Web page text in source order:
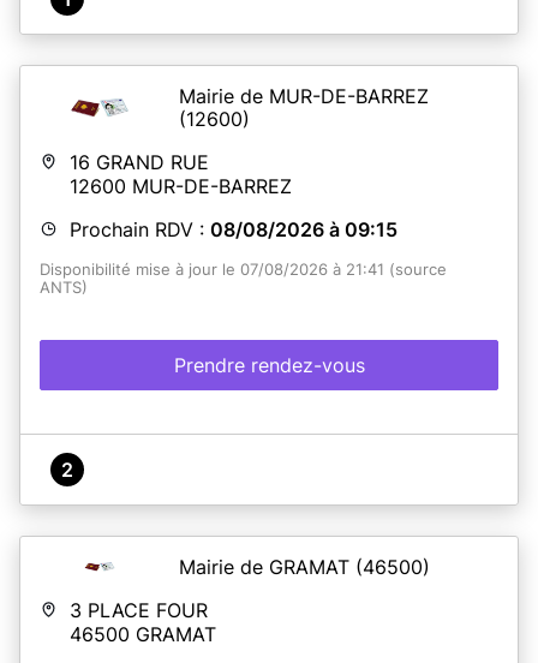
Mairie de MUR-DE-BARREZ
(12600)
16 GRAND RUE
12600 MUR-DE-BARREZ
Prochain RDV : 08/08/2026 à 09:15
Disponibilité mise à jour le 07/08/2026 à 21:41 (source
ANTS)
Prendre rendez-vous
2
Mairie de GRAMAT (46500)
3 PLACE FOUR
46500 GRAMAT